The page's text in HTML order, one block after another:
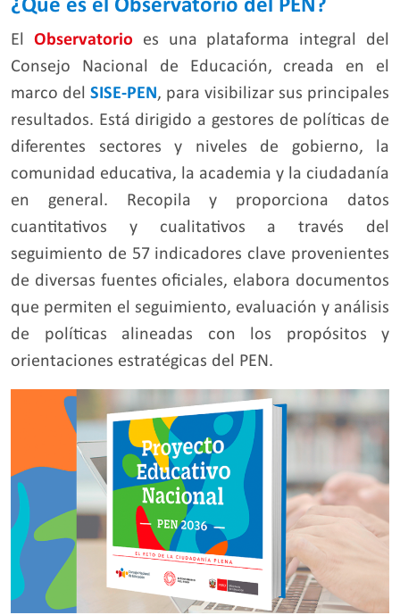
¿Qué es el Observatorio del PEN?
El Observatorio es una plataforma integral del
Consejo Nacional de Educación, creada en el
marco del SISE-PEN, para visibilizar sus principales
resultados. Está dirigido a gestores de políticas de
diferentes sectores y niveles de gobierno, la
comunidad educativa, la academia y la ciudadanía
en general. Recopila y proporciona datos
cuantitativos y cualitativos a través del
seguimiento de 57 indicadores clave provenientes
de diversas fuentes oficiales, elabora documentos
que permiten el seguimiento, evaluación y análisis
de políticas alineadas con los propósitos y
orientaciones estratégicas del PEN.